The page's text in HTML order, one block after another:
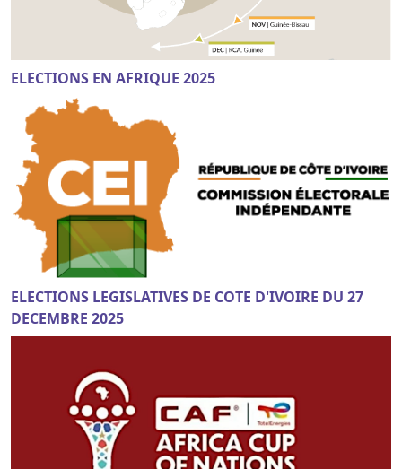
ELECTIONS EN AFRIQUE 2025
ELECTIONS LEGISLATIVES DE COTE D'IVOIRE DU 27
DECEMBRE 2025